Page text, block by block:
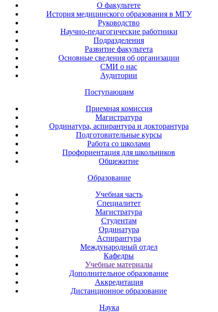
О факультете
История медицинского образования в МГУ
Руководство
Научно-педагогические работники
Подразделения
Развитие факультета
Основные сведения об организации
СМИ о нас
Аудитории
Поступающим
Приемная комиссия
Магистратура
Ординатура, аспирантура и докторантура
Подготовительные курсы
Работа со школами
Профориентация для школьников
Общежитие
Образование
Учебная часть
Специалитет
Магистратура
Студентам
Ординатура
Аспирантура
Международный отдел
Кафедры
Учебные материалы
Дополнительное образование
Аккредитация
Дистанционное образование
Наука